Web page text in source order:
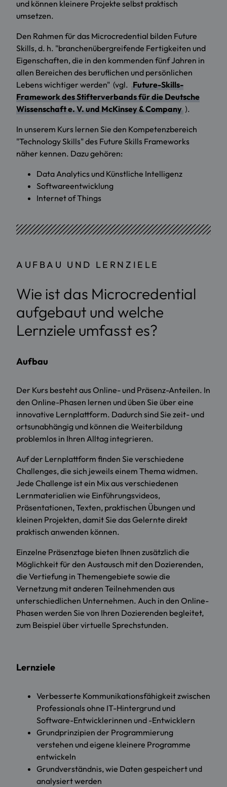
und können kleinere Projekte selbst praktisch
umsetzen.
Den Rahmen für das Microcredential bilden Future
Skills, d. h. "branchenübergreifende Fertigkeiten und
Eigenschaften, die in den kommenden fünf Jahren in
allen Bereichen des beruflichen und persönlichen
Lebens wichtiger werden" (vgl. Future-Skills-
Framework des Stifterverbands für die Deutsche
Wissenschaft e. V. und McKinsey & Company ).
In unserem Kurs lernen Sie den Kompetenzbereich
"Technology Skills" des Future Skills Frameworks
näher kennen. Dazu gehören:
Data Analytics und Künstliche Intelligenz
Softwareentwicklung
Internet of Things
AUFBAU UND LERNZIELE
Wie ist das Microcredential
aufgebaut und welche
Lernziele umfasst es?
Aufbau
Der Kurs besteht aus Online- und Präsenz-Anteilen. In
den Online-Phasen lernen und üben Sie über eine
innovative Lernplattform. Dadurch sind Sie zeit- und
ortsunabhängig und können die Weiterbildung
problemlos in Ihren Alltag integrieren.
Auf der Lernplattform finden Sie verschiedene
Challenges, die sich jeweils einem Thema widmen.
Jede Challenge ist ein Mix aus verschiedenen
Lernmaterialien wie Einführungsvideos,
Präsentationen, Texten, praktischen Übungen und
kleinen Projekten, damit Sie das Gelernte direkt
praktisch anwenden können.
Einzelne Präsenztage bieten Ihnen zusätzlich die
Möglichkeit für den Austausch mit den Dozierenden,
die Vertiefung in Themengebiete sowie die
Vernetzung mit anderen Teilnehmenden aus
unterschiedlichen Unternehmen. Auch in den Online-
Phasen werden Sie von Ihren Dozierenden begleitet,
zum Beispiel über virtuelle Sprechstunden.
Lernziele
Verbesserte Kommunikationsfähigkeit zwischen
Professionals ohne IT-Hintergrund und
Software-Entwicklerinnen und -Entwicklern
Grundprinzipien der Programmierung
verstehen und eigene kleinere Programme
entwickeln
Grundverständnis, wie Daten gespeichert und
analysiert werden